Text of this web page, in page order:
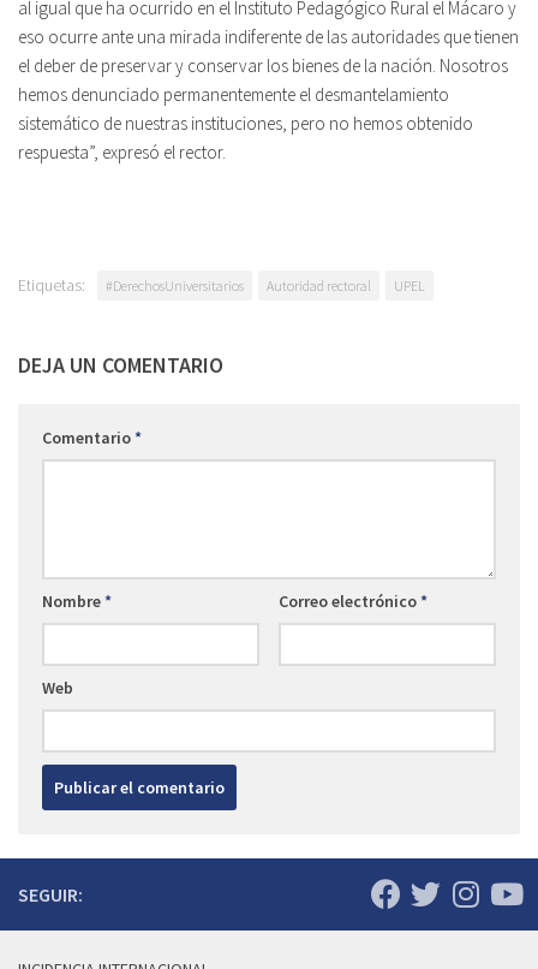
al igual que ha ocurrido en el Instituto Pedagógico Rural el Mácaro y
eso ocurre ante una mirada indiferente de las autoridades que tienen
el deber de preservar y conservar los bienes de la nación. Nosotros
hemos denunciado permanentemente el desmantelamiento
sistemático de nuestras instituciones, pero no hemos obtenido
respuesta”, expresó el rector.
Etiquetas: #DerechosUniversitarios Autoridad rectoral UPEL
DEJA UN COMENTARIO
Comentario*
Nombre* Correo electrónico*
Web
SEGUIR: